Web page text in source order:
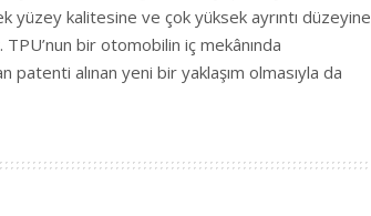
yüzey kalitesine ve çok yüksek ayrıntı düzeyine
bir otomobilin iç mekânında
patenti alınan yeni bir yaklaşım olmasıyla da